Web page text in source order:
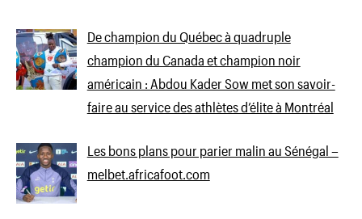
De champion du Québec à quadruple
champion du Canada et champion noir
américain : Abdou Kader Sow met son savoir-
faire au service des athlètes d’élite à Montréal
Les bons plans pour parier malin au Sénégal –
melbet.africafoot.com